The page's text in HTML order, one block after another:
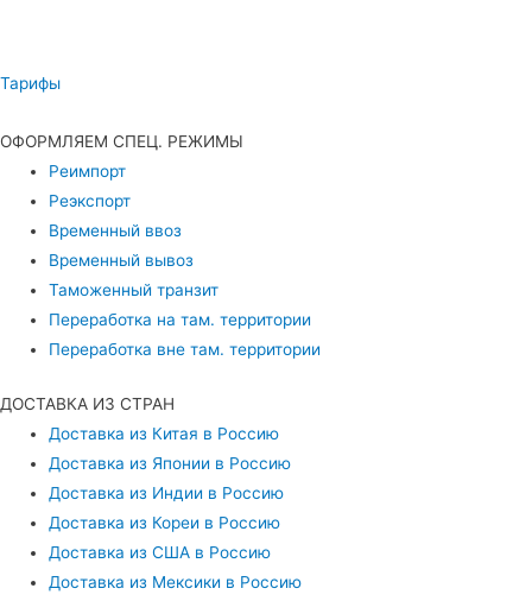
Тарифы
ОФОРМЛЯЕМ СПЕЦ. РЕЖИМЫ
Реимпорт
Реэкспорт
Временный ввоз
Временный вывоз
Таможенный транзит
Переработка на там. территории
Переработка вне там. территории
ДОСТАВКА ИЗ СТРАН
Доставка из Китая в Россию
Доставка из Японии в Россию
Доставка из Индии в Россию
Доставка из Кореи в Россию
Доставка из США в Россию
Доставка из Мексики в Россию